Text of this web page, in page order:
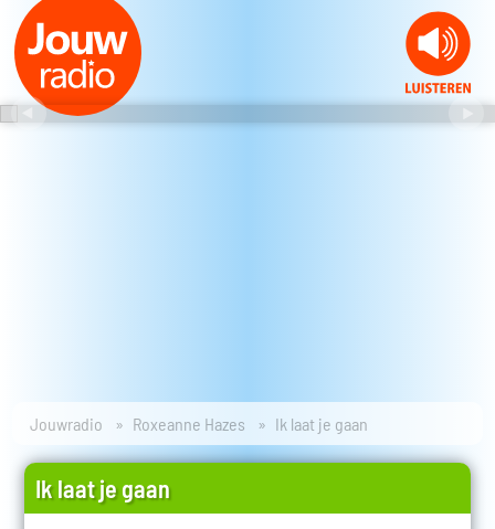
Jouwradio Roxeanne Hazes Ik laat je gaan
Ik laat je gaan